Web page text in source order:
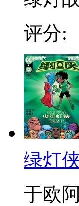
评分:
绿灯
于欧